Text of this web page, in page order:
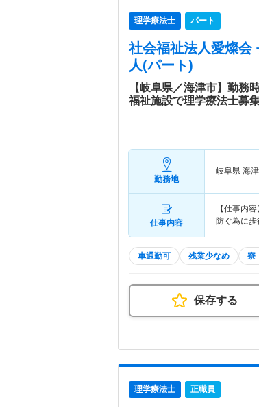
理学療法士 パート
社会福祉法人愛燦会
人(パート)
【岐阜県／海津市】勤務
福祉施設で理学療法士募
勤務地
岐阜県 海
仕事内容
【仕事内
防ぐ為に
車通勤可 残業少なめ 寮
保存する
理学療法士 正職員